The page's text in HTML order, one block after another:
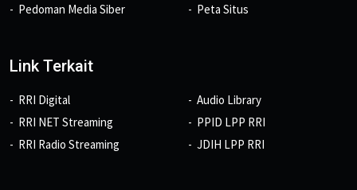
Pedoman Media Siber
Peta Situs
Link Terkait
RRI Digital
RRI NET Streaming
RRI Radio Streaming
Audio Library
PPID LPP RRI
JDIH LPP RRI